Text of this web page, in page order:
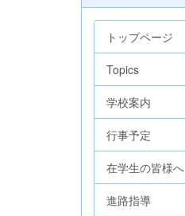
トップページ
Topics
学校案内
行事予定
在学生の皆様へ
進路指導